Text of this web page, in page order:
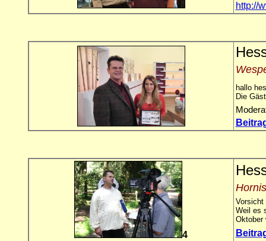
http://
hallo
Die
4
Vorsicht
Weil es
Oktober